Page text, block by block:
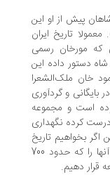
از او این
ایران
رسمی
داده این
ملک‌الشعرا
و گردآوری
و مجموعه
نگهداری
تاریخ
درستی از دوره قاجاریه بنویسیم، باید مجموعه آنها را که حدود 700